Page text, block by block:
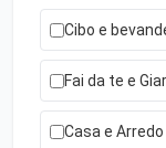
Cibo e
Fai da te e
Casa e Arredo